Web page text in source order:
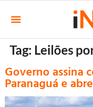
Tag: Leilões
Governo assina
Paranaguá e